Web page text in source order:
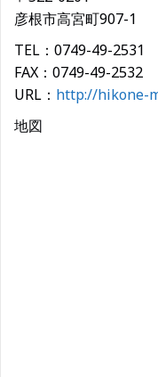
彦根市高宮町907-1
TEL：0749-49-2531
FAX：0749-49-2532
URL： http://hikone-
地図